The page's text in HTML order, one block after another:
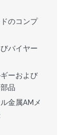
のコンプ
バイヤー
ーおよび
品
金属AMメ